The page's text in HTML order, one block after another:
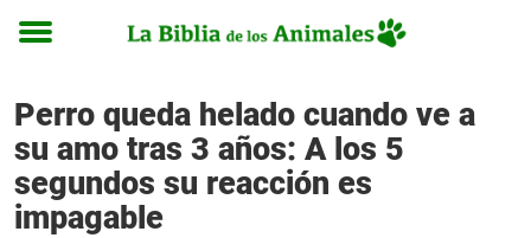
Toggle
Perro queda helado cuando ve a
su amo tras 3 años: A los 5
segundos su reacción es
impagable